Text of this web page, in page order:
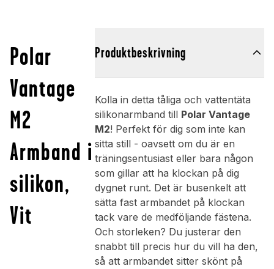
Polar
Vantage
M2
Armband i
silikon,
Vit
Produktbeskrivning
Kolla in detta tåliga och vattentäta
silikonarmband till Polar Vantage
M2! Perfekt för dig som inte kan
sitta still - oavsett om du är en
träningsentusiast eller bara någon
som gillar att ha klockan på dig
dygnet runt. Det är busenkelt att
sätta fast armbandet på klockan
tack vare de medföljande fästena.
Och storleken? Du justerar den
snabbt till precis hur du vill ha den,
så att armbandet sitter skönt på